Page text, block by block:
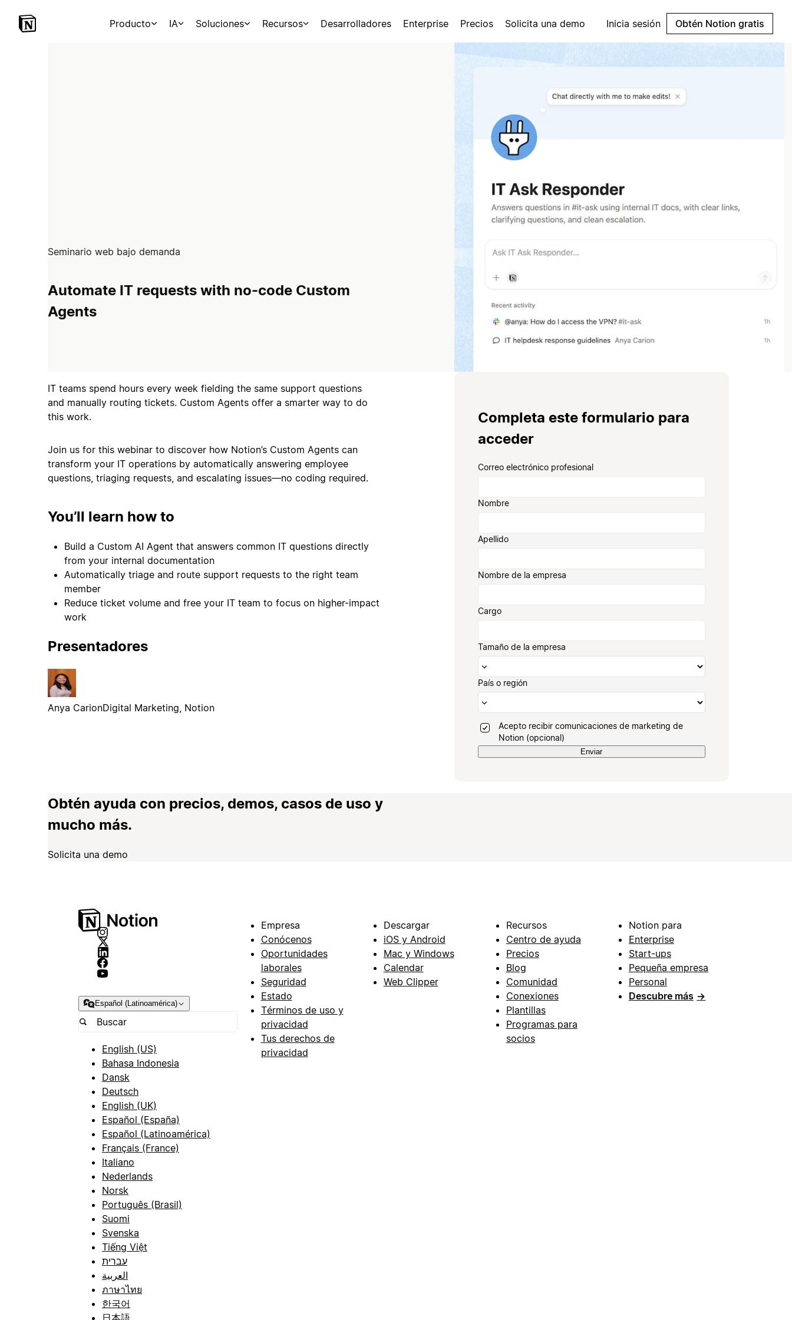
Producto IA Soluciones Recursos Desarrolladores Enterprise Precios Solicita una demo Inicia sesión Obtén Notion gratis
Seminario web bajo demanda
Automate IT requests with no-code Custom
Agents
IT teams spend hours every week fielding the same support questions
and manually routing tickets. Custom Agents offer a smarter way to do
this work.
Join us for this webinar to discover how Notion’s Custom Agents can
transform your IT operations by automatically answering employee
questions, triaging requests, and escalating issues—no coding required.
You’ll learn how to
Build a Custom AI Agent that answers common IT questions directly
from your internal documentation
Automatically triage and route support requests to the right team
member
Reduce ticket volume and free your IT team to focus on higher-impact
work
Presentadores
Anya CarionDigital Marketing, Notion
Completa este formulario para
acceder
Correo electrónico profesional
Nombre
Apellido
Nombre de la empresa
Cargo
Tamaño de la empresa
País o región
Acepto recibir comunicaciones de marketing de
Notion (opcional)
Enviar
Obtén ayuda con precios, demos, casos de uso y
mucho más.
Solicita una demo
Español (Latinoamérica)
English (US)
Bahasa Indonesia
Dansk
Deutsch
English (UK)
Español (España)
Español (Latinoamérica)
Français (France)
Italiano
Nederlands
Norsk
Português (Brasil)
Suomi
Svenska
Tiếng Việt
עברית
العربية
ภาษาไทย
한국어
Empresa
Conócenos
Oportunidades
laborales
Seguridad
Estado
Términos de uso y
privacidad
Tus derechos de
privacidad
Descargar
iOS y Android
Mac y Windows
Calendar
Web Clipper
Recursos
Centro de ayuda
Precios
Blog
Comunidad
Conexiones
Plantillas
Programas para
socios
Notion para
Enterprise
Start-ups
Pequeña empresa
Personal
Descubre más →